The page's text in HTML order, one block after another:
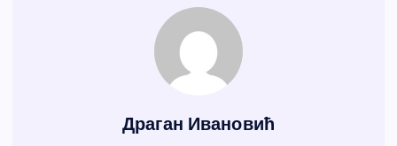
Драган Ивановић